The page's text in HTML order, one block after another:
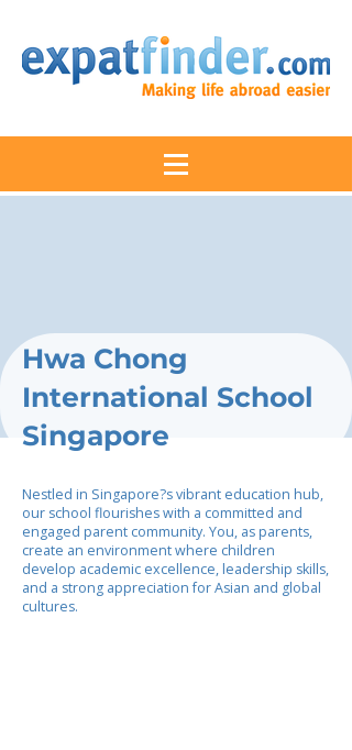
Hwa Chong
International School
Singapore
Nestled in Singapore?s vibrant education hub,
our school flourishes with a committed and
engaged parent community. You, as parents,
create an environment where children
develop academic excellence, leadership skills,
and a strong appreciation for Asian and global
cultures.